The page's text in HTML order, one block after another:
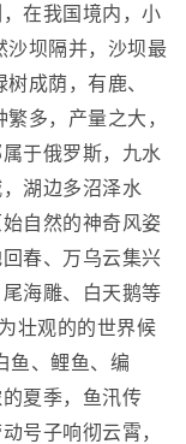
在我国境内，小
坝隔并，沙坝最
成荫，有鹿、
多，产量之大，
于俄罗斯，九水
湖边多沼泽水
自然的神奇风姿
春、万乌云集兴
海雕、白天鹅等
壮观的的世界候
鱼、鲤鱼、编
夏季，鱼汛传
号子响彻云霄，